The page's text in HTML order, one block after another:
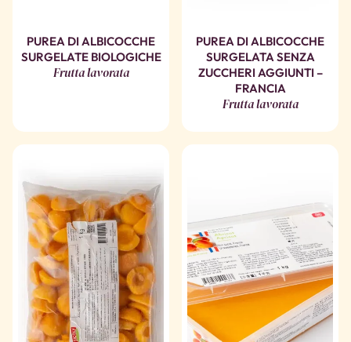
PUREA DI ALBICOCCHE
SURGELATE BIOLOGICHE
Frutta lavorata
PUREA DI ALBICOCCHE
SURGELATA SENZA
ZUCCHERI AGGIUNTI –
FRANCIA
Frutta lavorata